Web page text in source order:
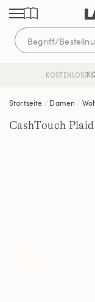
Direkt
zum
Inhalt
Direkt
zur
Navigation
Direkt
zur
Suche
KOSTENLOSE
Startseite Damen
CashTouch